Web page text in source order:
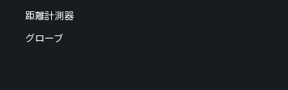
距離計測器
グローブ